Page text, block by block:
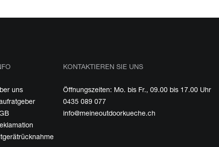
uns
KONTAKTIEREN SIE UNS
Öffnungszeiten: Mo. bis Fr., 09.00 bis 17.00 Uhr
0435 089 077
info@meineoutdoorkueche.ch